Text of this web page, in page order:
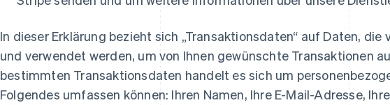
In dieser Erklärung bezieht sich „Transaktionsdaten“ auf Daten, die
und verwendet werden, um von Ihnen gewünschte Transaktionen
bestimmten Transaktionsdaten handelt es sich um
Folgendes umfassen können: Ihren Namen, Ihre E-Mail-Adresse,